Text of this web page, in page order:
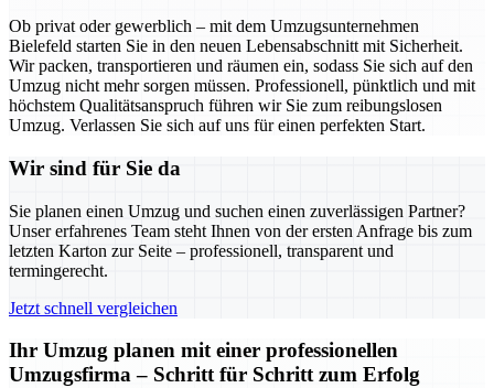
Ob privat oder gewerblich – mit dem Umzugsunternehmen
Bielefeld starten Sie in den neuen Lebensabschnitt mit Sicherheit.
Wir packen, transportieren und räumen ein, sodass Sie sich auf den
Umzug nicht mehr sorgen müssen. Professionell, pünktlich und mit
höchstem Qualitätsanspruch führen wir Sie zum reibungslosen
Umzug. Verlassen Sie sich auf uns für einen perfekten Start.
Wir sind für Sie da
Sie planen einen Umzug und suchen einen zuverlässigen Partner?
Unser erfahrenes Team steht Ihnen von der ersten Anfrage bis zum
letzten Karton zur Seite – professionell, transparent und
termingerecht.
Jetzt schnell vergleichen
Ihr Umzug planen mit einer professionellen
Umzugsfirma – Schritt für Schritt zum Erfolg